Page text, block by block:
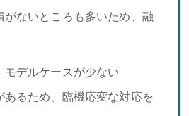
がないところも多いため、融
モデルケースが少ない
あるため、臨機応変な対応を